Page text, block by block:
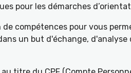
pour les démarches
compétences pour vous
un but d'échange,